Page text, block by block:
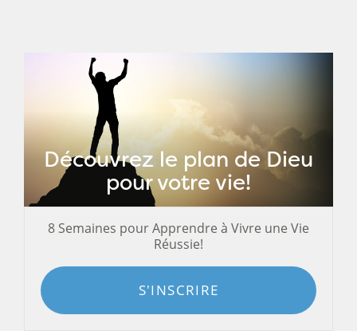
Découvrez le plan de Dieu
pour votre vie!
8 Semaines pour Apprendre à Vivre une Vie
Réussie!
S'INSCRIRE